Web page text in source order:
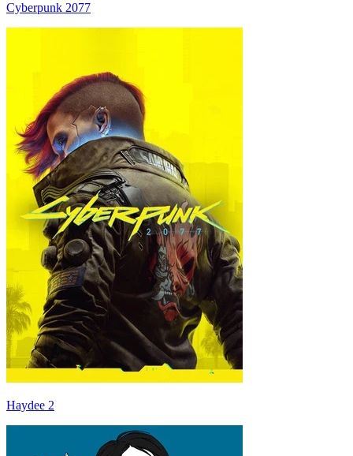
Cyberpunk 2077
Haydee 2